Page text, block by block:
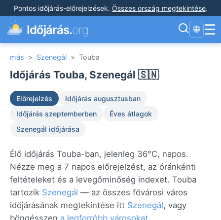
Pontos időjárás-előrejelzések. Összes ország megtekintése.
Időjárás.org 🌐 ☰
más > Szenegál > Touba
Időjárás Touba, Szenegál 🇸🇳
Előrejelzés
Időjárás augusztusban
Időjárás szeptemberben
Éves átlagok
Szenegál időjárása
Élő időjárás Touba-ban, jelenleg 36°C, napos.
Nézze meg a 7 napos előrejelzést, az óránkénti
feltételeket és a levegőminőség indexet. Touba
tartozik Szenegál — az összes fővárosi város
időjárásának megtekintése itt Szenegál, vagy
böngésszen a legforróbb városokat